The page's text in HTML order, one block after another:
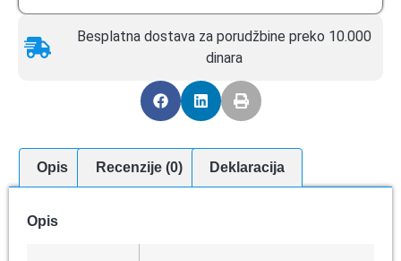
Besplatna dostava za porudžbine preko 10.000
dinara
Opis Recenzije (0) Deklaracija
Opis